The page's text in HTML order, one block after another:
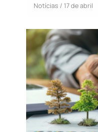
Notícias / 17 de abril